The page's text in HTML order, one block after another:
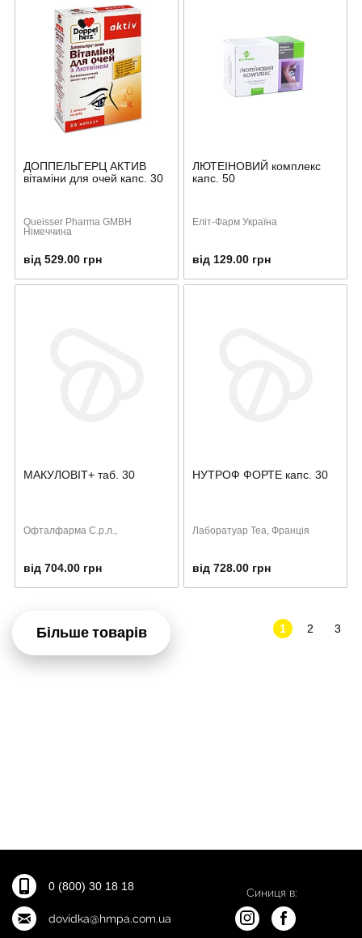
ДОППЕЛЬГЕРЦ АКТИВ
вітаміни для очей капс. 30
Queisser Pharma GMBH
Німеччина
від 529.00 грн
ЛЮТЕІНОВИЙ комплекс
капс. 50
Еліт-Фарм Україна
від 129.00 грн
МАКУЛОВІТ+ таб. 30
Офталфарма С.р.л.,
від 704.00 грн
НУТРОФ ФОРТЕ капс. 30
Лаборатуар Теа, Франція
від 728.00 грн
Більше товарів 1 2 3
0 (800) 30 18 18
dovidka@hmpa.com.ua
Синиця в: